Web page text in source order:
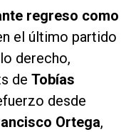
regreso como
el último partido
derecho,
de Tobías
desde
Ortega,